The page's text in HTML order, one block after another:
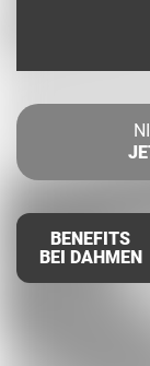
BENEFITS
BEI DAHMEN